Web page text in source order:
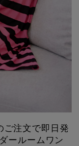
ご注文で即日発
ールームワン